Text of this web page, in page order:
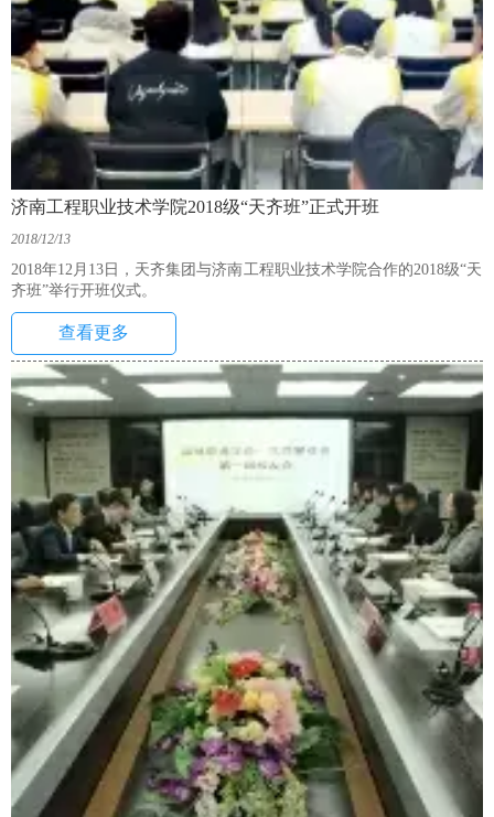
济南工程职业技术学院2018级“天齐班”正式开班
2018/12/13
2018年12月13日，天齐集团与济南工程职业技术学院合作的2018级“天
齐班”举行开班仪式。
查看更多